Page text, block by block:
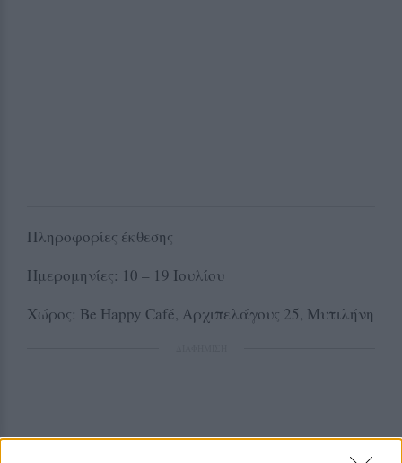
Πληροφορίες έκθεσης
Ημερομηνίες: 10 – 19 Ιουλίου
Χώρος: Be Happy Café, Αρχιπελάγους 25, Μυτιλήνη